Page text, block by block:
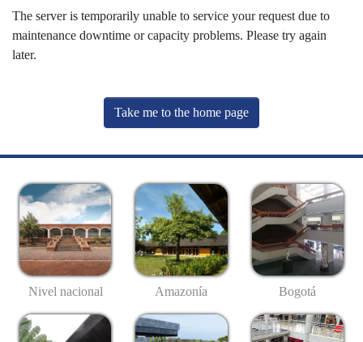
The server is temporarily unable to service your request due to
maintenance downtime or capacity problems. Please try again
later.
Take me to the home page
Nivel nacional Amazonía Bogotá